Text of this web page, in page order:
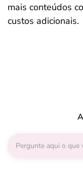
mais conteúdos
custos adicionais.